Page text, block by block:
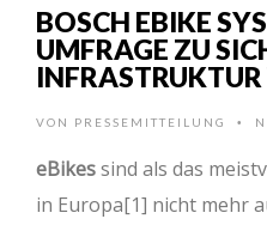
BOSCH EBIKE
UMFRAGE ZU
VON PRESSEMITTEILUNG •
eBikessind als das
in Europa[1] nicht mehr